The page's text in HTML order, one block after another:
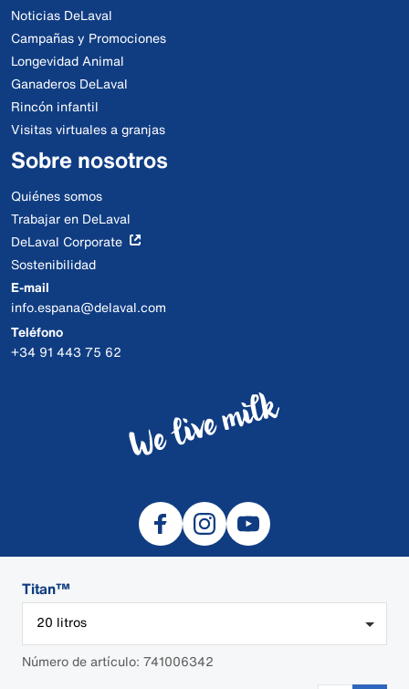
Titan™
20 litros
Número de artículo: 741006342
Noticias DeLaval
Campañas y Promociones
Longevidad Animal
Ganaderos DeLaval
Rincón infantil
Visitas virtuales a granjas
Sobre nosotros
Quiénes somos
Trabajar en DeLaval
DeLaval Corporate
Sostenibilidad
E-mail
info.espana@delaval.com
Teléfono
+34 91 443 75 62
© 2026 DeLaval
Cookies